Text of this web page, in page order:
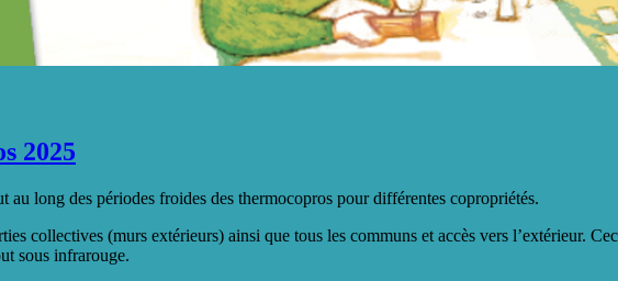
2025
long des périodes froides des thermocopros pour différentes copropriétés.
collectives (murs extérieurs) ainsi que tous les communs et accès vers l’extérieur.
sous infrarouge.